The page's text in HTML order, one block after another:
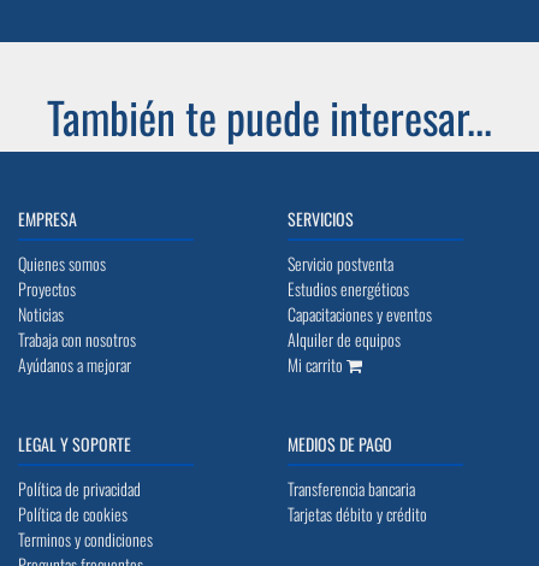
También te puede interesar...
EMPRESA
Quienes somos
Proyectos
Noticias
Trabaja con nosotros
Ayúdanos a mejorar
SERVICIOS
Servicio postventa
Estudios energéticos
Capacitaciones y eventos
Alquiler de equipos
Mi carrito
LEGAL Y SOPORTE
Política de privacidad
Política de cookies
Terminos y condiciones
MEDIOS DE PAGO
Transferencia bancaria
Tarjetas débito y crédito